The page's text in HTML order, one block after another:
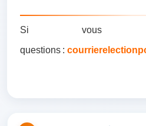
Si vous
questions :